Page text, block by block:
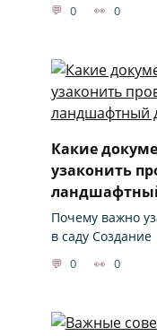
0 0
Какие
узаконить
Почему важно
в саду Создание
0 0